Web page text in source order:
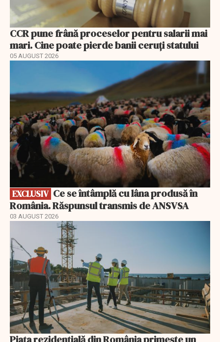
CCR pune frână proceselor pentru salarii mai
mari. Cine poate pierde banii ceruți statului
05 AUGUST 2026
EXCLUSIV
România. Răspunsul transmis de ANSVSA
03 AUGUST 2026